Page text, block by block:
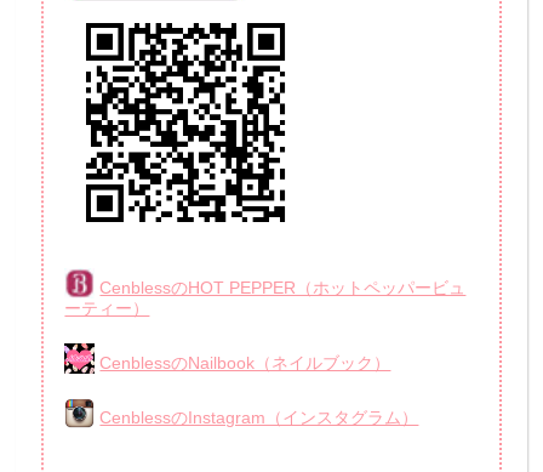
CenblessのHOT PEPPER（ホットペッパービュ
ーティー）
CenblessのNailbook（ネイルブック）
CenblessのInstagram（インスタグラム）